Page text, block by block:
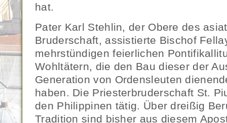
hat.
Pater Karl Stehlin, der Obere des
Bruderschaft, assistierte Bischof
mehrstündigen feierlichen
Wohltätern, die den Bau dieser der
Generation von Ordensleuten
haben. Die Priesterbruderschaft St.
den Philippinen tätig. Über dreißig
Tradition sind bisher aus diesem